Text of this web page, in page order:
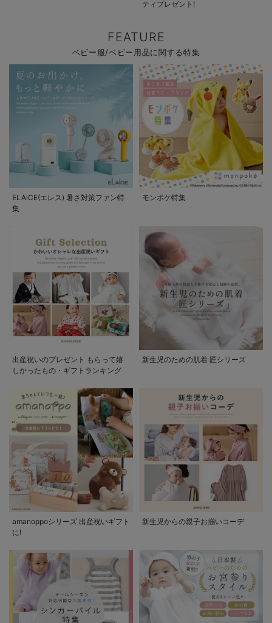
ティプレゼント!
FEATURE
ベビー服/ベビー用品に関する特集
ELAiCE(エレス) 暑さ対策ファン特
集
モンポケ特集
出産祝いのプレゼント もらって嬉
しかったもの・ギフトランキング
新生児のための肌着 匠シリーズ
amanoppoシリーズ 出産祝いギフト
に!
新生児からの親子お揃いコーデ